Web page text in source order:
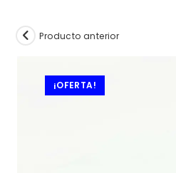
¡OFERTA!
Producto anterior